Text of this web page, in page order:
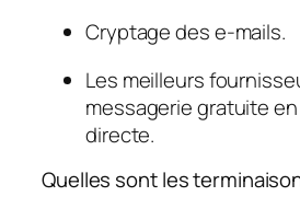
Cryptage des e-mails.
Les meilleurs
messagerie gratuite
directe.
Quelles sont les